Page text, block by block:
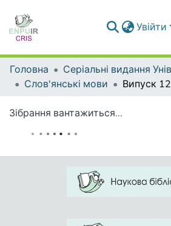
Увійти
Головна
Слов'янські мови
Випуск 12
Зібрання вантажиться...